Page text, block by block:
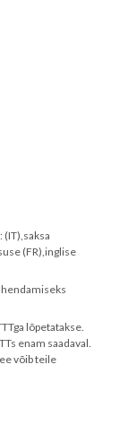
(FR),inglise
lõpetatakse.
enam saadaval.
võib teile